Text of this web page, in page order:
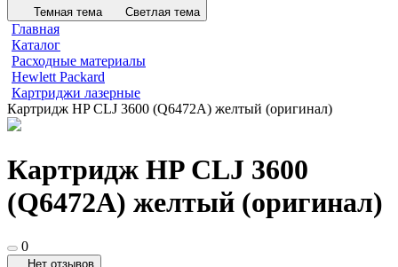
Темная тема Светлая тема
Главная
Каталог
Расходные материалы
Hewlett Packard
Картриджи лазерные
Картридж HP CLJ 3600 (Q6472A) желтый (оригинал)
Картридж HP CLJ 3600
(Q6472A) желтый (оригинал)
0
Нет отзывов